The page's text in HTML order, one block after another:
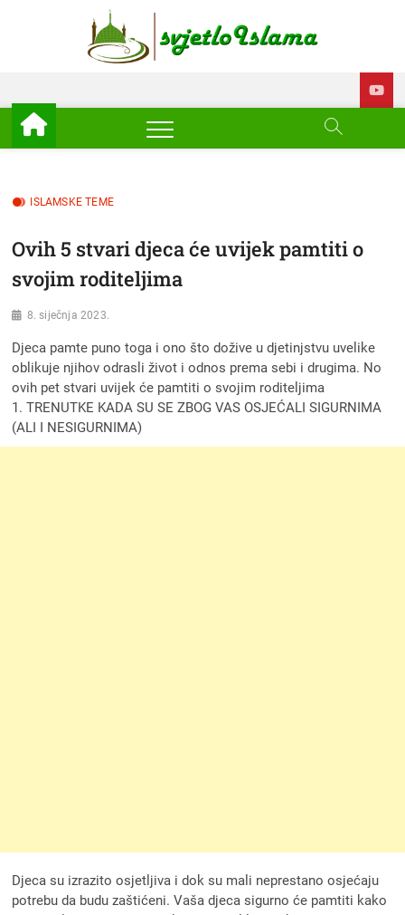
EDUKACIJA –
ISLAMSKE TEME
Ovih 5 stvari djeca će uvijek pamtiti o
svojim roditeljima
8. siječnja 2023.
Djeca pamte puno toga i ono što dožive u djetinjstvu uvelike
oblikuje njihov odrasli život i odnos prema sebi i drugima. No
ovih pet stvari uvijek će pamtiti o svojim roditeljima
1. TRENUTKE KADA SU SE ZBOG VAS OSJEĆALI SIGURNIMA
(ALI I NESIGURNIMA)
Djeca su izrazito osjetljiva i dok su mali neprestano osjećaju
potrebu da budu zaštićeni. Vaša djeca sigurno će pamtiti kako